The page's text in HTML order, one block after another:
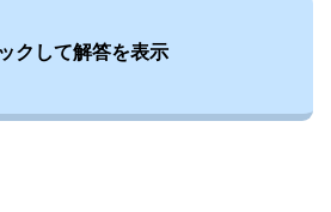
クして解答を表示